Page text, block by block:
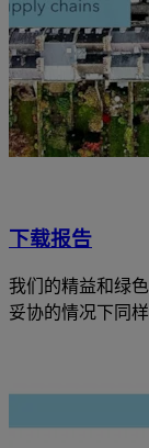
下载报告
我们的精益和绿
妥协的情况下同